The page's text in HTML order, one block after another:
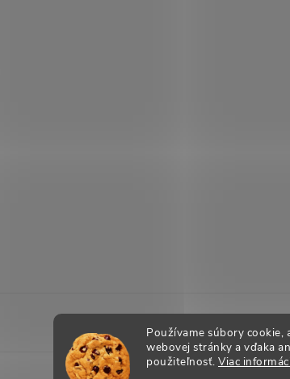
Používame súbory cookie,
webovej stránky a vďaka
použiteľnosť. Viac